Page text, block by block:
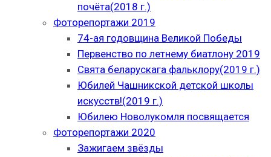
почёта(2018 г.)
Фоторепортажи 2019
74-ая годовщина Великой Победы
Первенство по летнему биатлону 2019
Свята беларускага фальклору(2019 г.)
Юбилей Чашникской детской школы
искусств!(2019 г.)
Юбилею Новолукомля посвящается
Фоторепортажи 2020
Зажигаем звёзды